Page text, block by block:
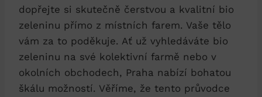
dopřejte si skutečně‌ čerstvou a kvalitní bio
⁢zeleninu ​přímo ​z místních farem. ⁢Vaše‌ tělo
vám za to poděkuje. Ať už vyhledáváte bio
zeleninu na své kolektivní farmě ​nebo v
okolních obchodech, Praha nabízí bohatou
škálu možností. Věříme, že tento ⁤průvodce